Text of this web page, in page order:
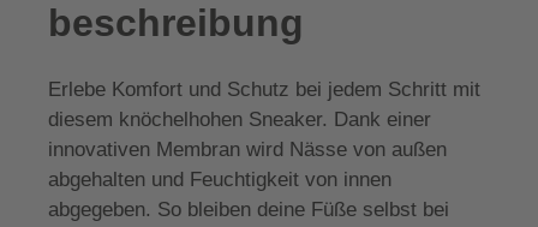
beschreibung
Erlebe Komfort und Schutz bei jedem Schritt mit
diesem knöchelhohen Sneaker. Dank einer
innovativen Membran wird Nässe von außen
abgehalten und Feuchtigkeit von innen
abgegeben. So bleiben deine Füße selbst bei